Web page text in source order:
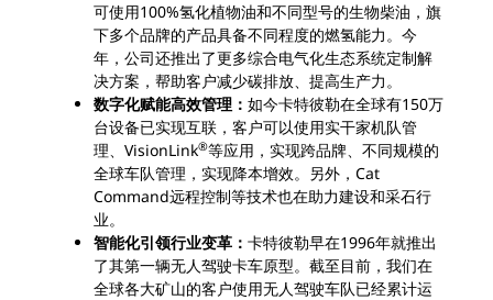
可使用100%氢化植物油和不同型号的生物柴油，旗
下多个品牌的产品具备不同程度的燃氢能力。今
年，公司还推出了更多综合电气化生态系统定制解
决方案，帮助客户减少碳排放、提高生产力。
数字化赋能高效管理： 如今卡特彼勒在全球有150万
台设备已实现互联，客户可以使用实干家机队管
理、VisionLink®等应用，实现跨品牌、不同规模的
全球车队管理，实现降本增效。另外，Cat
Command远程控制等技术也在助力建设和采石行
业。
智能化引领行业变革： 卡特彼勒早在1996年就推出
了其第一辆无人驾驶卡车原型。截至目前，我们在
全球各大矿山的客户使用无人驾驶车队已经累计运